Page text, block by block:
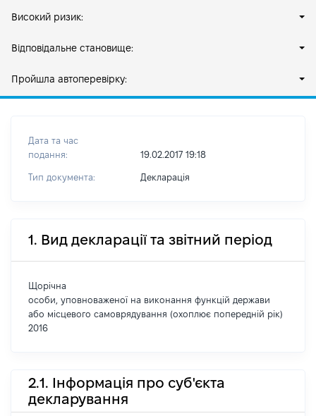
Високий ризик:
Відповідальне становище:
Пройшла автоперевірку:
Дата та час
подання:
19.02.2017 19:18
Тип документа: Декларація
1. Вид декларації та звітний період
Щорічна
особи, уповноваженої на виконання функцій держави
або місцевого самоврядування (охоплює попередній рік)
2016
2.1. Інформація про суб'єкта
декларування